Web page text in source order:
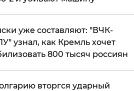
уже составляют: "ВЧК-
узнал, как Кремль хочет
800 тысяч россиян
вторгся ударный